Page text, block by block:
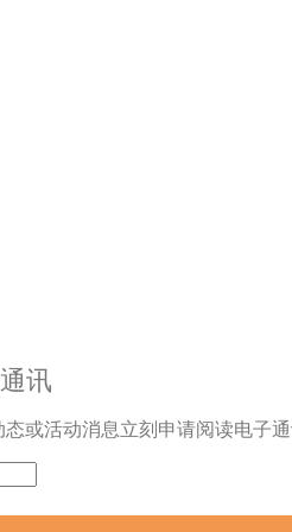
讯
或活动消息立刻申请阅读电子